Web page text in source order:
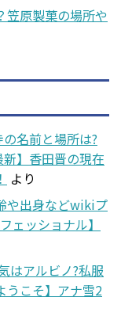
原製菓の場所や
名前と場所は?
新】香田晋の現在
より
や出身などwikiプ
ェッショナル】
はアルビノ?私服
うこそ】アナ雪2